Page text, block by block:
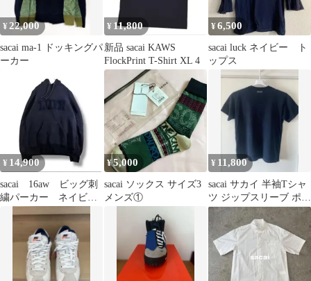
¥ 22,000
sacai ma-1 ドッキングパ
ーカー
¥ 11,800
新品 sacai KAWS
FlockPrint T-Shirt XL 4
¥6,500
sacai luck ネイビー ト
ップス
¥ 14,900
sacai 16aw ビッグ刺
繍パーカー ネイビ
¥5,000
sacai ソックス サイズ3
メンズ①
¥ 11,800
sacai サカイ 半袖Tシャ
ツ ジップスリーブ ポケ
ットT ブラック 日本製